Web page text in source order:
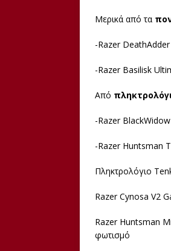
Μερικά από τα
-Razer
-Razer Basilisk
Από
-Razer
-Razer Huntsman
Πληκτρολόγιο
Razer Cynosa V2
Razer Huntsman
φωτισμό